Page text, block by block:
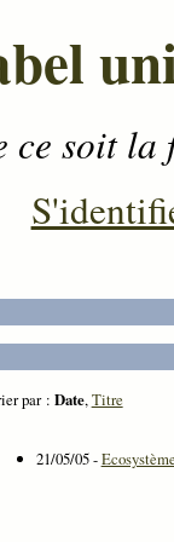
ce soit
par : Date,Titre
21/05/05 -